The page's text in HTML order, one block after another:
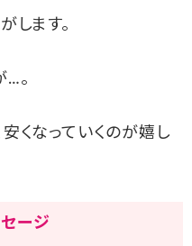
します。
。
くなっていくのが嬉し
ージ